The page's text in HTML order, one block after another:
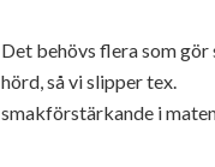
Det behövs flera som gör
hörd, så vi slipper tex.
smakförstärkande i